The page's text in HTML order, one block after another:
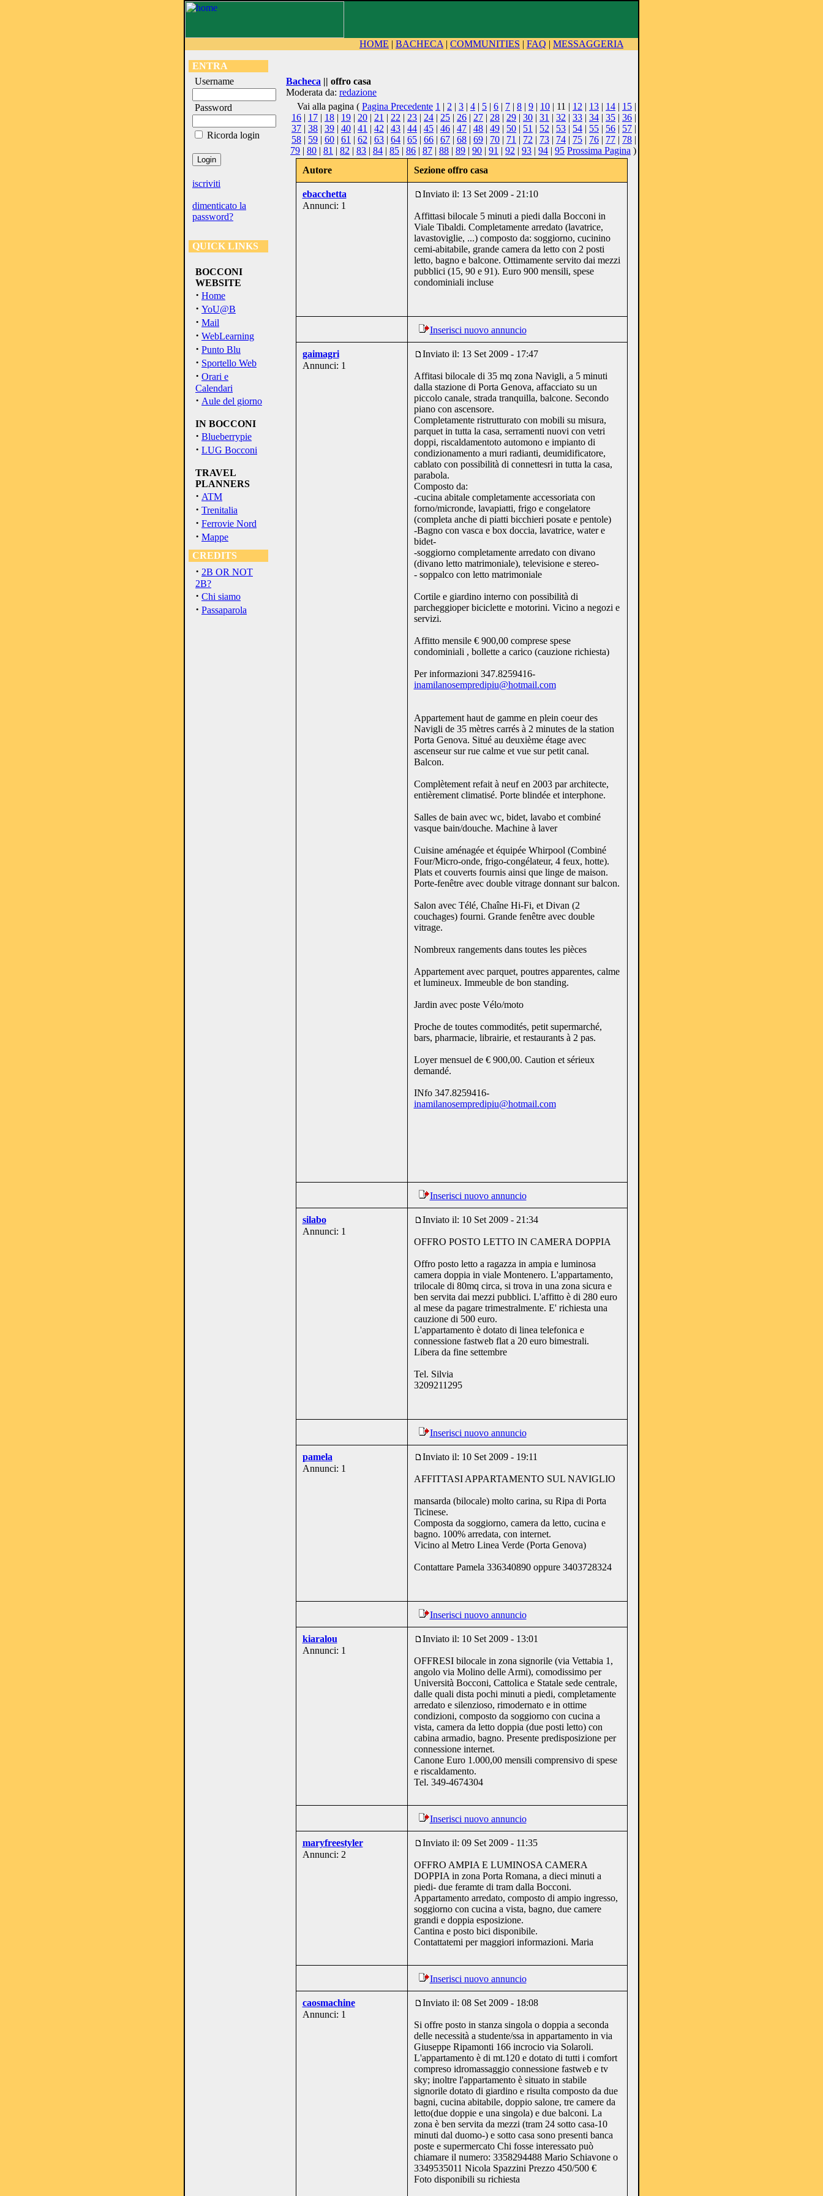
HOME | BACHECA | COMMUNITIES | FAQ | MESSAGGERIA
ENTRA
Username
Password
Ricorda login
iscriviti
dimenticato la
password?
QUICK LINKS
BOCCONI
WEBSITE
· Home
· YoU@B
· Mail
· WebLearning
· Punto Blu
· Sportello Web
· Orari e
Calendari
· Aule del giorno
IN BOCCONI
· Blueberrypie
· LUG Bocconi
TRAVEL
PLANNERS
· ATM
· Trenitalia
· Ferrovie Nord
· Mappe
CREDITS
· 2B OR NOT
2B?
· Chi siamo
· Passaparola
Bacheca || offro casa
Moderata da: redazione
Vai alla pagina ( Pagina Precedente 1 | 2 | 3 | 4 | 5 | 6 | 7 | 8 | 9 | 10 | 11 | 12 | 13 | 14 | 15 |
16 | 17 | 18 | 19 | 20 | 21 | 22 | 23 | 24 | 25 | 26 | 27 | 28 | 29 | 30 | 31 | 32 | 33 | 34 | 35 | 36 |
37 | 38 | 39 | 40 | 41 | 42 | 43 | 44 | 45 | 46 | 47 | 48 | 49 | 50 | 51 | 52 | 53 | 54 | 55 | 56 | 57 |
58 | 59 | 60 | 61 | 62 | 63 | 64 | 65 | 66 | 67 | 68 | 69 | 70 | 71 | 72 | 73 | 74 | 75 | 76 | 77 | 78 |
79 | 80 | 81 | 82 | 83 | 84 | 85 | 86 | 87 | 88 | 89 | 90 | 91 | 92 | 93 | 94 | 95 Prossima Pagina )
Autore
Sezione offro casa
ebacchetta
Annunci: 1
Inviato il: 13 Set 2009 - 21:10
Affittasi bilocale 5 minuti a piedi dalla Bocconi in
Viale Tibaldi. Completamente arredato (lavatrice,
lavastoviglie, ...) composto da: soggiorno, cucinino
cemi-abitabile, grande camera da letto con 2 posti
letto, bagno e balcone. Ottimamente servito dai mezzi
pubblici (15, 90 e 91). Euro 900 mensili, spese
condominiali incluse
Inserisci nuovo annuncio
gaimagri
Annunci: 1
Inviato il: 13 Set 2009 - 17:47
Affitasi bilocale di 35 mq zona Navigli, a 5 minuti
dalla stazione di Porta Genova, affacciato su un
piccolo canale, strada tranquilla, balcone. Secondo
piano con ascensore.
Completamente ristrutturato con mobili su misura,
parquet in tutta la casa, serramenti nuovi con vetri
doppi, riscaldamentoto automono e impianto di
condizionamento a muri radianti, deumidificatore,
cablato con possibilità di connettesri in tutta la casa,
parabola.
Composto da:
-cucina abitale completamente accessoriata con
forno/micronde, lavapiatti, frigo e congelatore
(completa anche di piatti bicchieri posate e pentole)
-Bagno con vasca e box doccia, lavatrice, water e
bidet-
-soggiorno completamente arredato con divano
(divano letto matrimoniale), televisione e stereo-
- soppalco con letto matrimoniale
Cortile e giardino interno con possibilità di
parcheggioper biciclette e motorini. Vicino a negozi e
servizi.
Affitto mensile € 900,00 comprese spese
condominiali , bollette a carico (cauzione richiesta)
Per informazioni 347.8259416-
inamilanosempredipiu@hotmail.com
Appartement haut de gamme en plein coeur des
Navigli de 35 mètres carrés à 2 minutes de la station
Porta Genova. Situé au deuxième étage avec
ascenseur sur rue calme et vue sur petit canal.
Balcon.
Complètement refait à neuf en 2003 par architecte,
entièrement climatisé. Porte blindée et interphone.
Salles de bain avec wc, bidet, lavabo et combiné
vasque bain/douche. Machine à laver
Cuisine aménagée et équipée Whirpool (Combiné
Four/Micro-onde, frigo-congélateur, 4 feux, hotte).
Plats et couverts fournis ainsi que linge de maison.
Porte-fenêtre avec double vitrage donnant sur balcon.
Salon avec Télé, Chaîne Hi-Fi, et Divan (2
couchages) fourni. Grande fenêtre avec double
vitrage.
Nombreux rangements dans toutes les pièces
Appartement avec parquet, poutres apparentes, calme
et lumineux. Immeuble de bon standing.
Jardin avec poste Vélo/moto
Proche de toutes commodités, petit supermarché,
bars, pharmacie, librairie, et restaurants à 2 pas.
Loyer mensuel de € 900,00. Caution et sérieux
demandé.
INfo 347.8259416-
inamilanosempredipiu@hotmail.com
Inserisci nuovo annuncio
silabo
Annunci: 1
Inviato il: 10 Set 2009 - 21:34
OFFRO POSTO LETTO IN CAMERA DOPPIA
Offro posto letto a ragazza in ampia e luminosa
camera doppia in viale Montenero. L'appartamento,
trilocale di 80mq circa, si trova in una zona sicura e
ben servita dai mezzi pubblici. L'affitto è di 280 euro
al mese da pagare trimestralmente. E' richiesta una
cauzione di 500 euro.
L'appartamento è dotato di linea telefonica e
connessione fastweb flat a 20 euro bimestrali.
Libera da fine settembre
Tel. Silvia
3209211295
Inserisci nuovo annuncio
pamela
Annunci: 1
Inviato il: 10 Set 2009 - 19:11
AFFITTASI APPARTAMENTO SUL NAVIGLIO
mansarda (bilocale) molto carina, su Ripa di Porta
Ticinese.
Composta da soggiorno, camera da letto, cucina e
bagno. 100% arredata, con internet.
Vicino al Metro Linea Verde (Porta Genova)
Contattare Pamela 336340890 oppure 3403728324
Inserisci nuovo annuncio
kiaralou
Annunci: 1
Inviato il: 10 Set 2009 - 13:01
OFFRESI bilocale in zona signorile (via Vettabia 1,
angolo via Molino delle Armi), comodissimo per
Università Bocconi, Cattolica e Statale sede centrale,
dalle quali dista pochi minuti a piedi, completamente
arredato e silenzioso, rimodernato e in ottime
condizioni, composto da soggiorno con cucina a
vista, camera da letto doppia (due posti letto) con
cabina armadio, bagno. Presente predisposizione per
connessione internet.
Canone Euro 1.000,00 mensili comprensivo di spese
e riscaldamento.
Tel. 349-4674304
Inserisci nuovo annuncio
maryfreestyler
Annunci: 2
Inviato il: 09 Set 2009 - 11:35
OFFRO AMPIA E LUMINOSA CAMERA
DOPPIA in zona Porta Romana, a dieci minuti a
piedi- due feramte di tram dalla Bocconi.
Appartamento arredato, composto di ampio ingresso,
soggiorno con cucina a vista, bagno, due camere
grandi e doppia esposizione.
Cantina e posto bici disponibile.
Contattatemi per maggiori informazioni. Maria
Inserisci nuovo annuncio
caosmachine
Annunci: 1
Inviato il: 08 Set 2009 - 18:08
Si offre posto in stanza singola o doppia a seconda
delle necessità a studente/ssa in appartamento in via
Giuseppe Ripamonti 166 incrocio via Solaroli.
L'appartamento è di mt.120 e dotato di tutti i comfort
compreso idromassaggio connessione fastweb e tv
sky; inoltre l'appartamento è situato in stabile
signorile dotato di giardino e risulta composto da due
bagni, cucina abitabile, doppio salone, tre camere da
letto(due doppie e una singola) e due balconi. La
zona è ben servita da mezzi (tram 24 sotto casa-10
minuti dal duomo-) e sotto casa sono presenti banca
poste e supermercato Chi fosse interessato può
chiamare il numero: 3358294488 Mario Schiavone o
3349535011 Nicola Spazzini Prezzo 450/500 €
Foto disponibili su richiesta